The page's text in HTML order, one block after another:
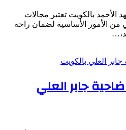
بالكويت تعتبر مجالات
من الأمور الأساسية لضمان راحة
جابر العلي